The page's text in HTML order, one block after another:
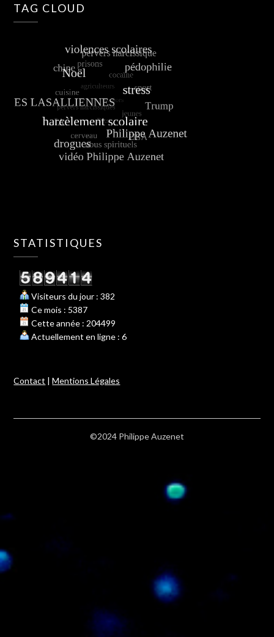
TAG CLOUD
STATISTIQUES
Visiteurs du jour : 382
Ce mois : 5387
Cette année : 204499
Actuellement en ligne : 6
Contact |Mentions Légales
©2024 Philippe Auzenet